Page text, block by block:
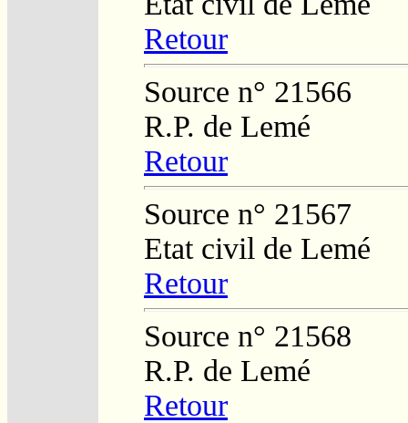
Retour
Source n° 21566
R.P. de Lemé
Retour
Source n° 21567
Etat civil de Lemé
Retour
Source n° 21568
R.P. de Lemé
Retour